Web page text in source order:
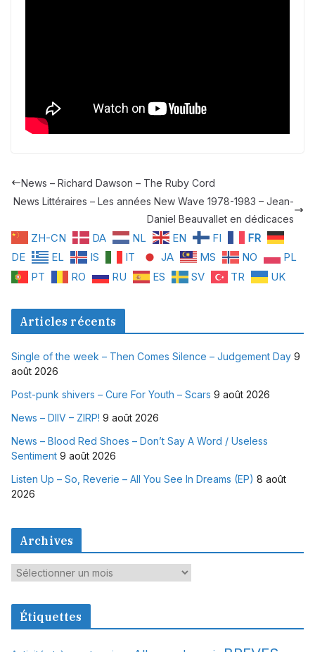
News – Richard Dawson – The Ruby Cord
News Littéraires – Les années New Wave 1978-1983 – Jean-
Daniel Beauvallet en dédicaces
ZH-CN DA NL EN FI
FR
DE
EL IS IT JA MS NO
PL
PT
RO RU ES SV TR UK
Articles récents
Single of the week – Then Comes Silence – Judgement Day 9
août 2026
Post-punk shivers – Cure For Youth – Scars 9 août 2026
News – DIIV – ZIRP! 9 août 2026
News – Blood Red Shoes – Don’t Say A Word / Useless
Sentiment 9 août 2026
Listen Up – So, Reverie – All You See In Dreams (EP) 8 août
2026
Archives
A
c
Étiquettes